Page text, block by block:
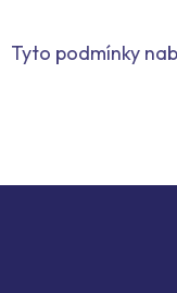
Tyto podmínky